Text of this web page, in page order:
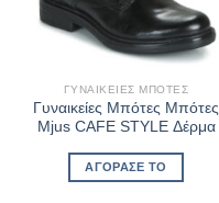
ΓΥΝΑΙΚΕΊΕΣ ΜΠΌΤΕΣ
Γυναικείες Μπότες Μπότες
Mjus CAFE STYLE Δέρμα
ΑΓΌΡΑΣΈ ΤΟ